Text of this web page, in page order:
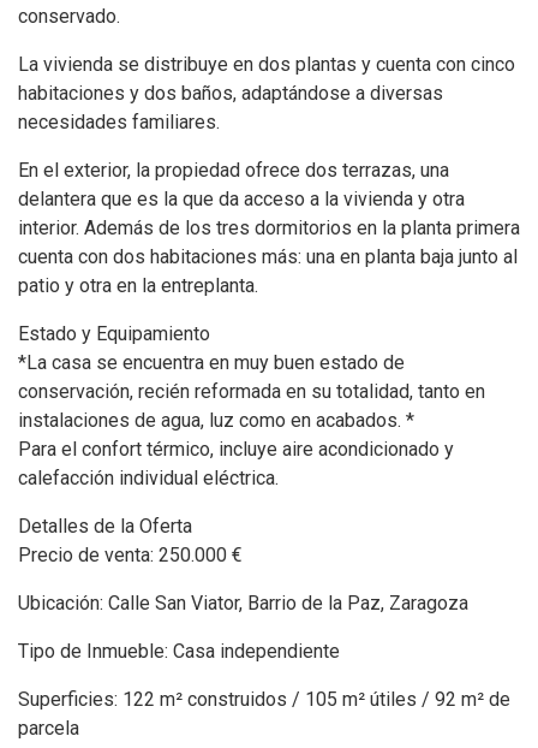
conservado.
La vivienda se distribuye en dos plantas y cuenta con cinco
habitaciones y dos baños, adaptándose a diversas
necesidades familiares.
En el exterior, la propiedad ofrece dos terrazas, una
delantera que es la que da acceso a la vivienda y otra
interior. Además de los tres dormitorios en la planta primera
cuenta con dos habitaciones más: una en planta baja junto al
patio y otra en la entreplanta.
Estado y Equipamiento
*La casa se encuentra en muy buen estado de
conservación, recién reformada en su totalidad, tanto en
instalaciones de agua, luz como en acabados. *
Para el confort térmico, incluye aire acondicionado y
calefacción individual eléctrica.
Detalles de la Oferta
Precio de venta: 250.000 €
Ubicación: Calle San Viator, Barrio de la Paz, Zaragoza
Tipo de Inmueble: Casa independiente
Superficies: 122 m² construidos / 105 m² útiles / 92 m² de
parcela